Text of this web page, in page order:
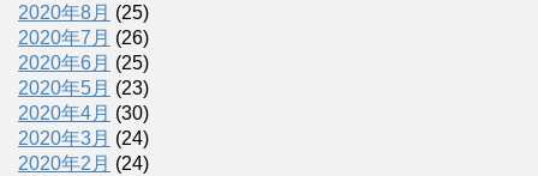
2020年8月 (25)
2020年7月 (26)
2020年6月 (25)
2020年5月 (23)
2020年4月 (30)
2020年3月 (24)
2020年2月 (24)